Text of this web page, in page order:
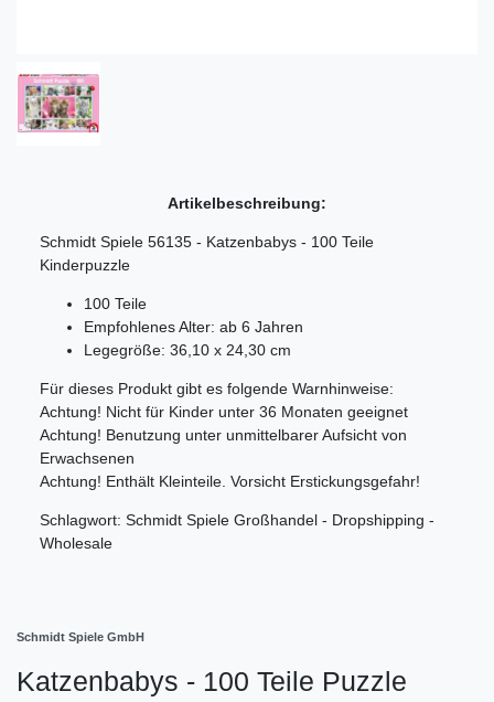
Artikelbeschreibung:
Schmidt Spiele 56135 - Katzenbabys - 100 Teile
Kinderpuzzle
100 Teile
Empfohlenes Alter: ab 6 Jahren
Legegröße: 36,10 x 24,30 cm
Für dieses Produkt gibt es folgende Warnhinweise:
Achtung! Nicht für Kinder unter 36 Monaten geeignet
Achtung! Benutzung unter unmittelbarer Aufsicht von
Erwachsenen
Achtung! Enthält Kleinteile. Vorsicht Erstickungsgefahr!
Schlagwort: Schmidt Spiele Großhandel - Dropshipping -
Wholesale
Schmidt Spiele GmbH
Katzenbabys - 100 Teile Puzzle